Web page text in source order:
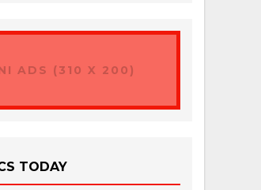
ADS (310 X 200)
TODAY